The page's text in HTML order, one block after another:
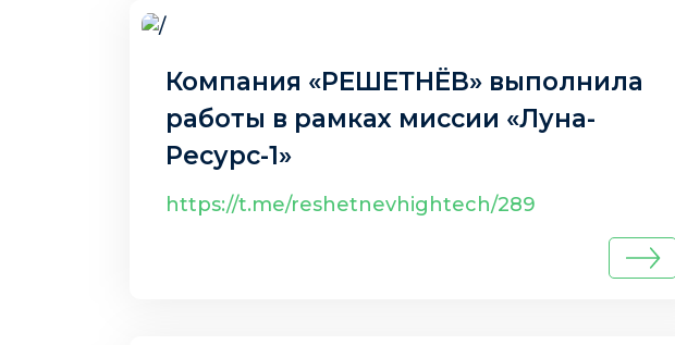
Компания «РЕШЕТНЁВ» выполнила
работы в рамках миссии «Луна-
Ресурс-1»
https://t.me/reshetnevhightech/289